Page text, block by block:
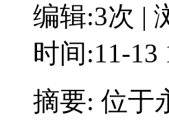
编辑:3次 |
时间:11-13
摘要: 位于